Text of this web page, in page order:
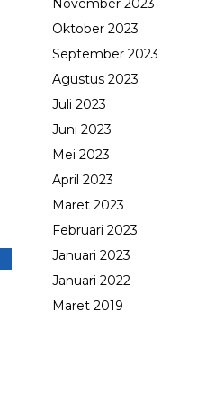
November 2023
Oktober 2023
September 2023
Agustus 2023
Juli 2023
Juni 2023
Mei 2023
April 2023
Maret 2023
Februari 2023
Januari 2023
Januari 2022
Maret 2019